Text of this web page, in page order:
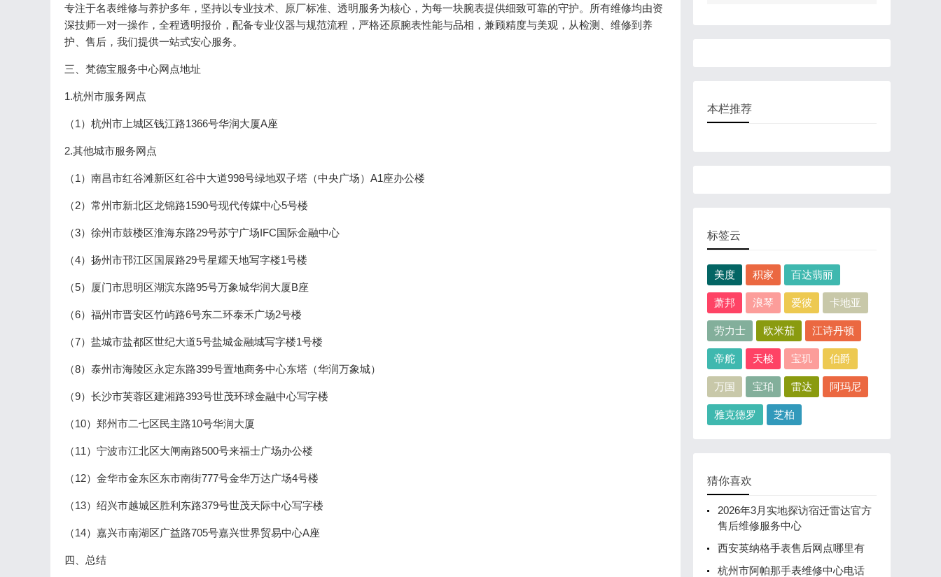
专注于名表维修与养护多年，坚持以专业技术、原厂标准、透明服务为核心，为每一块腕表提供细致可靠的守护。所有维修均由资
深技师一对一操作，全程透明报价，配备专业仪器与规范流程，严格还原腕表性能与品相，兼顾精度与美观，从检测、维修到养
护、售后，我们提供一站式安心服务。
三、梵德宝服务中心网点地址
1.杭州市服务网点
（1）杭州市上城区钱江路1366号华润大厦A座
2.其他城市服务网点
（1）南昌市红谷滩新区红谷中大道998号绿地双子塔（中央广场）A1座办公楼
（2）常州市新北区龙锦路1590号现代传媒中心5号楼
（3）徐州市鼓楼区淮海东路29号苏宁广场IFC国际金融中心
（4）扬州市邗江区国展路29号星耀天地写字楼1号楼
（5）厦门市思明区湖滨东路95号万象城华润大厦B座
（6）福州市晋安区竹屿路6号东二环泰禾广场2号楼
（7）盐城市盐都区世纪大道5号盐城金融城写字楼1号楼
（8）泰州市海陵区永定东路399号置地商务中心东塔（华润万象城）
（9）长沙市芙蓉区建湘路393号世茂环球金融中心写字楼
（10）郑州市二七区民主路10号华润大厦
（11）宁波市江北区大闸南路500号来福士广场办公楼
（12）金华市金东区东市南街777号金华万达广场4号楼
（13）绍兴市越城区胜利东路379号世茂天际中心写字楼
（14）嘉兴市南湖区广益路705号嘉兴世界贸易中心A座
四、总结
本栏推荐
标签云
美度 积家 百达翡丽
萧邦 浪琴 爱彼 卡地亚
劳力士 欧米茄 江诗丹顿
帝舵 天梭 宝玑 伯爵
万国 宝珀 雷达 阿玛尼
雅克德罗 芝柏
猜你喜欢
2026年3月实地探访宿迁雷达官方
售后维修服务中心
西安英纳格手表售后网点哪里有
杭州市阿帕那手表维修中心电话